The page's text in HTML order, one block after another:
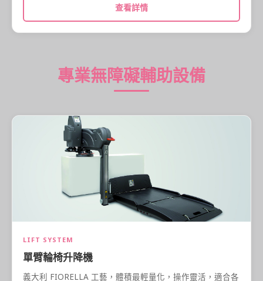
查看詳情
專業無障礙輔助設備
LIFT SYSTEM
單臂輪椅升降機
義大利 FIORELLA 工藝，體積最輕量化，操作靈活，適合各